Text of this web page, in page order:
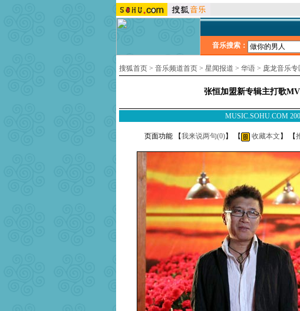
音乐搜索：
搜狐首页 > 音乐频道首页 > 星闻报道 > 华语 > 庞龙音乐专
张恒加盟新专辑主打歌
MUSIC.SOHU.COM
页面功能 【我来说两句(0)】 【 收藏本文 】 【